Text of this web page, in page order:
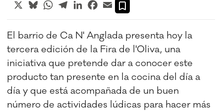
X BlueskyWhatsApp
TelegramLinkedInFacebook
Email
El barrio de Ca N' Anglada presenta hoy la
tercera edición de la Fira de l'Oliva, una
iniciativa que pretende dar a conocer este
producto tan presente en la cocina del día a
día y que está acompañada de un buen
número de actividades lúdicas para hacer más